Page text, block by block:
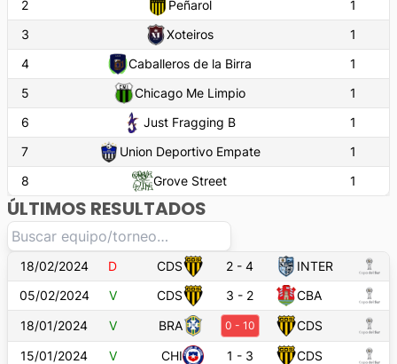
2
Peñarol
1
3
Xoteiros
1
4
Caballeros de la Birra
1
5
Chicago Me Limpio
1
6
Just Fragging B
1
7
Union Deportivo Empate
1
8
Grove Street 1
ÚLTIMOS RESULTADOS
18/02/2024 D CDS 2 - 4
INTER
05/02/2024
V CDS 3 - 2
CBA
18/01/2024
V BRA 0 - 10
CDS
15/01/2024
V CHI 1 - 3
CDS